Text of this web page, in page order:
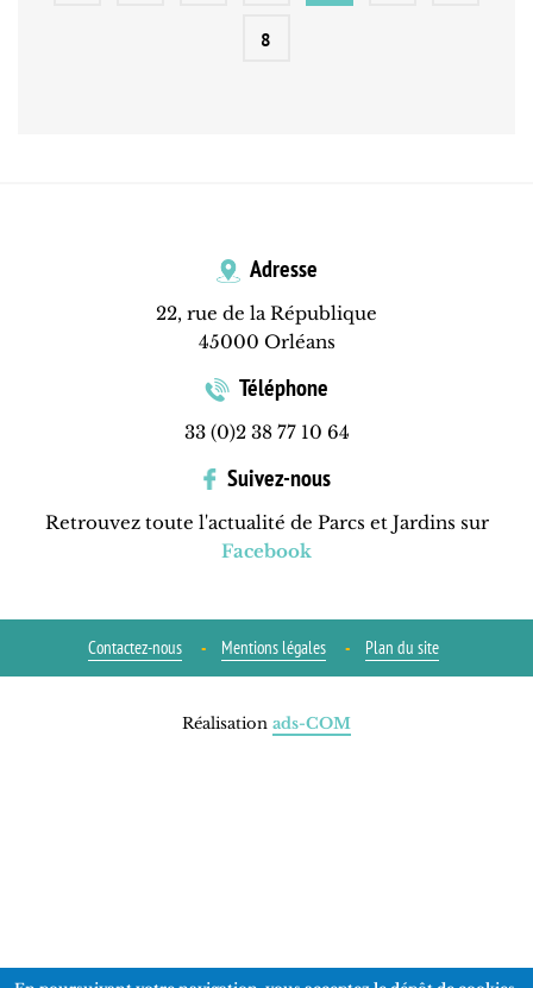
8
Adresse
22, rue de la République
45000 Orléans
Téléphone
33 (0)2 38 77 10 64
Suivez-nous
Retrouvez toute l'actualité de Parcs et Jardins sur
Facebook
Contactez-nous Mentions légales Plan du site
Réalisation ads-COM